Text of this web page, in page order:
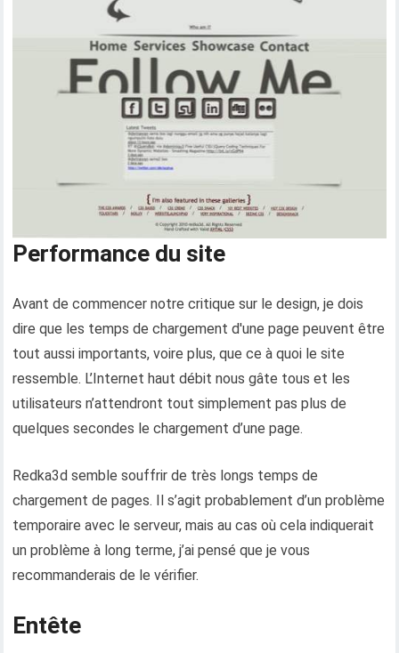
Performance du site
Avant de commencer notre critique sur le design, je dois
dire que les temps de chargement d'une page peuvent être
tout aussi importants, voire plus, que ce à quoi le site
ressemble. L’Internet haut débit nous gâte tous et les
utilisateurs n’attendront tout simplement pas plus de
quelques secondes le chargement d’une page.
Redka3d semble souffrir de très longs temps de
chargement de pages. Il s’agit probablement d’un problème
temporaire avec le serveur, mais au cas où cela indiquerait
un problème à long terme, j’ai pensé que je vous
recommanderais de le vérifier.
Entête